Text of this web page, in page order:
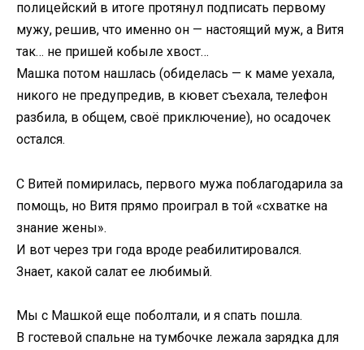
полицейский в итоге протянул подписать первому
мужу, решив, что именно он — настоящий муж, а Витя
так… не пришей кобыле хвост…
Машка потом нашлась (обиделась — к маме уехала,
никого не предупредив, в кювет съехала, телефон
разбила, в общем, своё приключение), но осадочек
остался.
С Витей помирилась, первого мужа поблагодарила за
помощь, но Витя прямо проиграл в той «схватке на
знание жены».
И вот через три года вроде реабилитировался.
Знает, какой салат ее любимый.
Мы с Машкой еще поболтали, и я спать пошла.
В гостевой спальне на тумбочке лежала зарядка для